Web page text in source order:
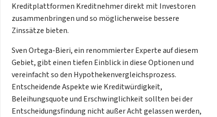
Kreditplattformen Kreditnehmer direkt mit Investoren
zusammenbringen und so möglicherweise bessere
Zinssätze bieten.
Sven Ortega-Bieri, ein renommierter Experte auf diesem
Gebiet, gibt einen tiefen Einblick in diese Optionen und
vereinfacht so den Hypothekenvergleichsprozess.
Entscheidende Aspekte wie Kreditwürdigkeit,
Beleihungsquote und Erschwinglichkeit sollten bei der
Entscheidungsfindung nicht außer Acht gelassen werden,